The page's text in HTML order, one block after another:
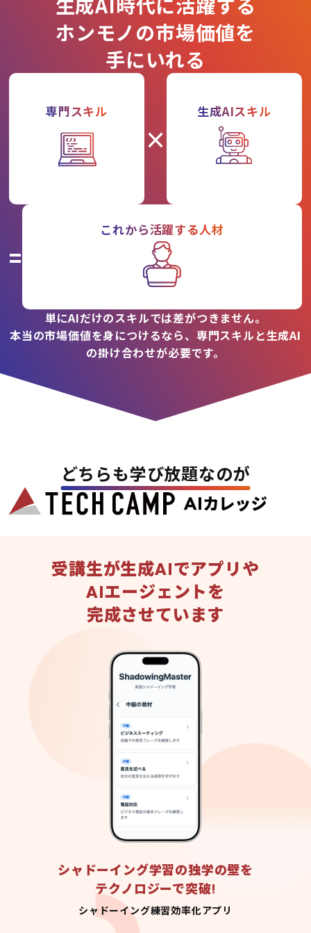
ホンモノの市場価値を
手にいれる
専門スキル
×
生成AIスキル
=
これから活躍する人材
単にAIだけのスキルでは差がつきません。
本当の市場価値を身につけるなら、専門スキルと生成AI
の掛け合わせが必要です。
どちらも学び放題なのが
受講生が生成AIでアプリや
AIエージェントを
完成させています
シャドーイング学習の独学の壁を
テクノロジーで突破!
シャドーイング練習効率化アプリ